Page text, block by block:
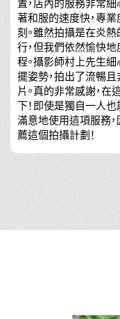
著和服的速度快，專
刻。雖然拍攝是在炎
行，但我們依然愉快
程。攝影師村上先生
擺姿勢，拍出了流暢
片。真的非常感謝，在
下！即使是獨自一人
滿意地使用這項服務
薦這個拍攝計劃！